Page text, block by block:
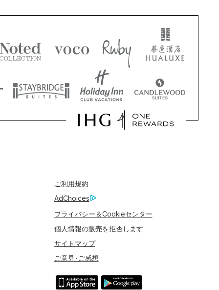
ご利用規約
AdChoices
プライバシー＆Cookieセンター
個人情報の販売を拒否します
サイトマップ
ご意見･ご感想